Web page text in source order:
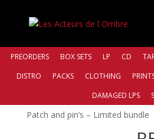
PREORDERS BOX SETS LP CD
DISTRO
PACKS CLOTHING
DAMAGED LPS
/ REGARDE LES
Patch and pin’s – Limited bundle